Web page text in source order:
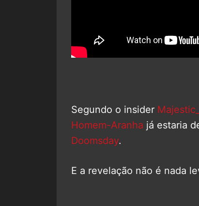
Segundo o insider
Homem-Aranha já estaria
Doomsday.
E a revelação não é nada